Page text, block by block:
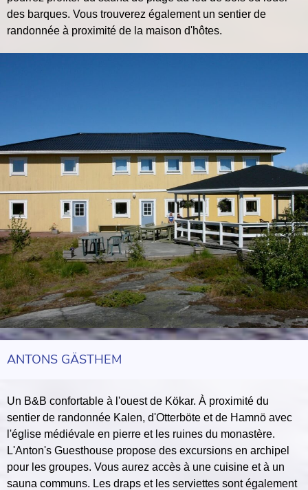
des barques. Vous trouverez également un sentier de
randonnée à proximité de la maison d'hôtes.
ANTONS GÄSTHEM
Un B&B confortable à l'ouest de Kökar. À proximité du
sentier de randonnée Kalen, d'Otterböte et de Hamnö avec
l'église médiévale en pierre et les ruines du monastère.
L'Anton's Guesthouse propose des excursions en archipel
pour les groupes. Vous aurez accès à une cuisine et à un
sauna communs. Les draps et les serviettes sont également